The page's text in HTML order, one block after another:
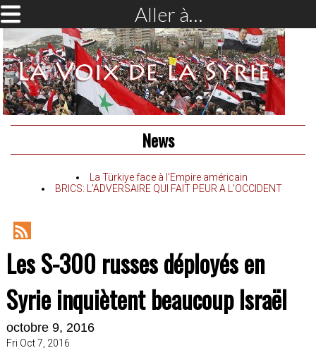
Aller à…
News
La Türkiye face à l’Empire américain
BRICS: L’ADVERSAIRE QUI FAIT PEUR A L’OCCIDENT
RSS
Les S-300 russes déployés en
Syrie inquiètent beaucoup Israël
octobre 9, 2016
Fri Oct 7, 2016